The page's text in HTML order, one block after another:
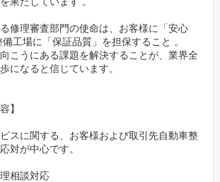
、安心して活かし続けられます。
修理審査部門の使命は、お客様に「安心
工場に「保証品質」を担保すること 。
こうにある課題を解決することが、業界全
になると信じています。
】
スに関する、お客様および取引先自動車整
対が中心です。
相談対応